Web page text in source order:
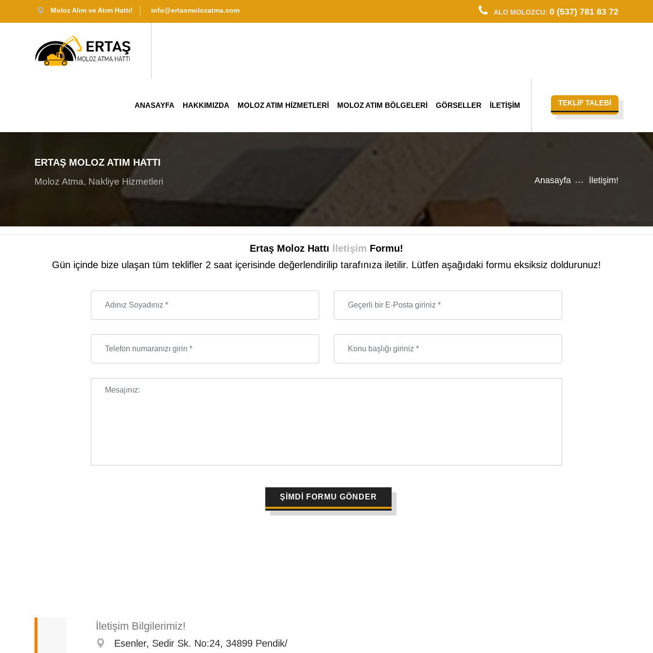
Moloz Alım ve Atım Hattı! info@ertasmolozatma.com ALO MOLOZCU: 0 (537) 781 83 72
ANASAYFA HAKKIMIZDA MOLOZ ATIM HİZMETLERİ MOLOZ ATIM BÖLGELERİ GÖRSELLER İLETİŞİM TEKLİF TALEBİ
ERTAŞ MOLOZ ATIM HATTI
Moloz Atma, Nakliye Hizmetleri Anasayfa İletişim!
Ertaş Moloz Hattı İletişim Formu!
Gün içinde bize ulaşan tüm teklifler 2 saat içerisinde değerlendirilip tarafınıza iletilir. Lütfen aşağıdaki formu eksiksiz doldurunuz!
ŞİMDİ FORMU GÖNDER
İletişim Bilgilerimiz!
Esenler, Sedir Sk. No:24, 34899 Pendik/